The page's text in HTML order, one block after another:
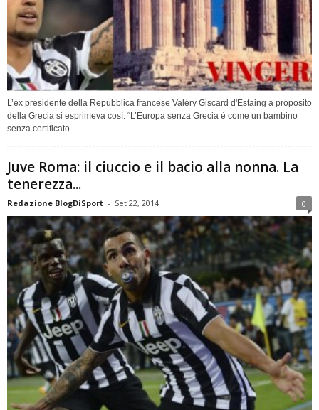
L’ex presidente della Repubblica francese Valéry Giscard d'Estaing a proposito
della Grecia si esprimeva così: “L’Europa senza Grecia è come un bambino
senza certificato...
Juve Roma: il ciuccio e il bacio alla nonna. La
tenerezza...
Redazione BlogDiSport - Set 22, 2014 0